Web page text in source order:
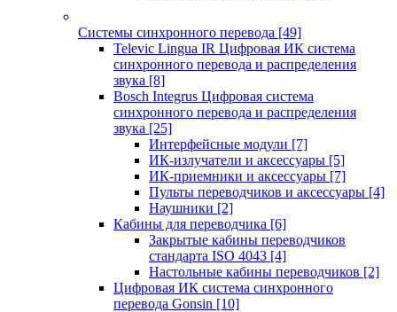
Системы синхронного перевода [49]
Televic Lingua IR Цифровая ИК система
синхронного перевода и распределения
звука [8]
Bosch Integrus Цифровая система
синхронного перевода и распределения
звука [25]
Интерфейсные модули [7]
ИК-излучатели и аксессуары [5]
ИК-приемники и аксессуары [7]
Пульты переводчиков и аксессуары [4]
Наушники [2]
Кабины для переводчика [6]
Закрытые кабины переводчиков
стандарта ISO 4043 [4]
Настольные кабины переводчиков [2]
Цифровая ИК система синхронного
перевода Gonsin [10]